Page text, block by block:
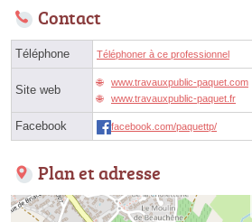
Contact
Téléphone Téléphoner à ce professionnel
Site web
www.travauxpublic-paquet.com
www.travauxpublic-paquet.fr
Facebook facebook.com/paquettp/
Plan et adresse